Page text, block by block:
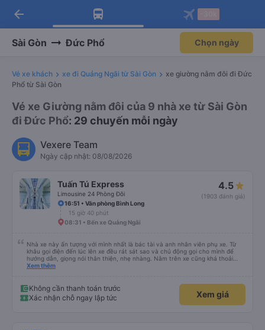
Tải app Vexere ngay!
Nhận ưu đãi thành viên độc
Mở app
Tải app Vexere
-30k/ghế khi đặt vé máy bay qua
Mở app
arrow_back
Sài Gòn Đức Phổ Chọn ngày
Vé xe khách xe đi Quảng Ngãi từ Sài Gòn
xe giường nằm đôi đi Đức
Phổ từ Sài Gòn
Vé xe Giường nằm đôi của 9 nhà xe từ Sài Gòn
đi Đức Phổ: 29 chuyến mỗi ngày
Vexere Team
Ngày cập nhật: 08/08/2026
Tuấn Tú Express
Limousine 24 Phòng Đôi
4.5
(1903 đánh giá)
16:51 • Văn phòng Bình Long
15 giờ 40 phút
08:31 • Bến xe Quảng Ngãi
Nhà xe này ấn tượng với mình nhất là bác tài và anh nhân viên phụ xe. Từ
khâu gọi điện đến lúc lên xe đều rát sát sao và chủ động gọi cho mình để
hướng dẫn, giọng nói thân thiện, nhẹ nhàng. Nằm trên xe cũng khá thoải
mái, chăn nệm nước suối đầy đủ. Chuyến xe của mình hầu hết là các cô bác
nhưng các anh hướng dẫn mình xuống ở đây không có ma nào dám chở đâu
( vì đây là địa bàn của thế lực xe ôm ngầm, dân chơi cỏ kẹo ke...) Và thế là
mình được chở xuống Ngã 3 thành , nơi sáng sủa an toàn hơn. Một Chuyến
Xem thêm
Không cần thanh toán trước
Xác nhận chỗ ngay lập tức
Xem giá